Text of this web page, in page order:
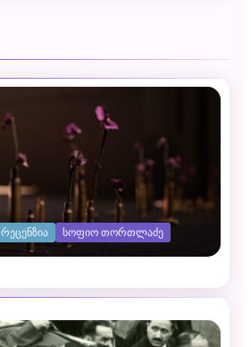
ᲠᲔᲪᲔᲜᲖᲘᲐ ᲡᲝᲤᲘᲝ ᲗᲝᲠᲗᲚᲐᲫᲔ